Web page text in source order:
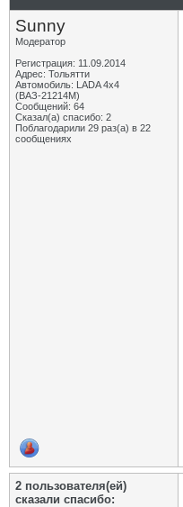
Sunny
Модератор
Регистрация: 11.09.2014
Адрес: Тольятти
Автомобиль: LADA 4x4
(ВАЗ-21214М)
Сообщений: 64
Сказал(а) спасибо: 2
Поблагодарили 29 раз(а) в 22
сообщениях
2 пользователя(ей)
сказали cпасибо: